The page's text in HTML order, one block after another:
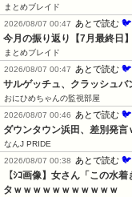
まとめブレイド
2026/08/07 00:47
あとで読む
今月の振り返り【7月最終日】
まとめブレイド
2026/08/07 00:47
あとで読む
サルゲッチュ、クラッシュ
おにひめちゃんの監視部屋
2026/08/07 00:46
あとで読む
ダウンタウン浜田、差別発言
なんJ PRIDE
2026/08/07 00:38
あとで読む
【ｼｺ画像】女さん「この水
タｗｗｗｗｗｗｗｗｗｗｗ